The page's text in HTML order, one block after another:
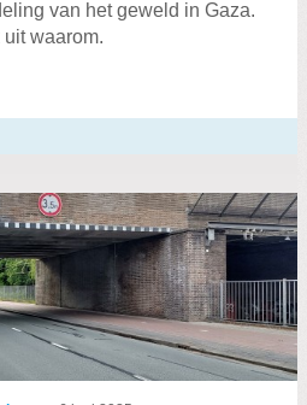
van het geweld in Gaza.
waarom.